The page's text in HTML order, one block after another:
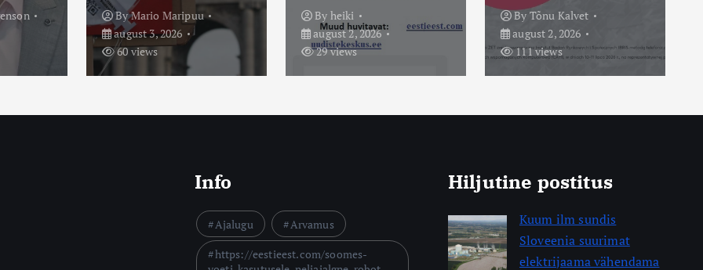
Byheiki
august 2, 2026
29 views
By Tõnu Kalvet
august 2, 2026
111 views
By Tõnu Kalvet
august 6, 2026
30 views
Info
Ajalugu
Arvamus
https://eestieest.com/soomes-
Hiljutine postitus
Kuum ilm sundis
Sloveenia suurimat
elektrijaama vähendama